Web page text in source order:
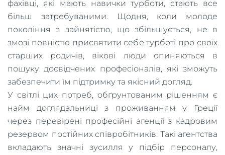
фахівці, які мають навички турботи, стають все
більш затребуваними. Щодня, коли молоде
покоління з зайнятістю, що збільшується, не в
змозі повністю присвятити себе турботі про своїх
старших родичів, вікові люди опиняються в
пошуку досвідчених професіоналів, які зможуть
забезпечити їм підтримку та якісний догляд.
У світлі цих потреб, обґрунтованим рішенням є
найм доглядальниці з проживанням у Греції
через перевірені професійні агенції з кадровим
резервом постійних співробітників. Такі агентства
вкладають значні зусилля у підбір персоналу,